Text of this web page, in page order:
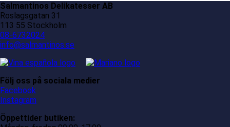
Salmantinos Delikatesser AB
Roslagsgatan 31
113 55 Stockholm
08-6732024
info@salmantinos.se
Följ oss på sociala medier
Facebook
Instagram
Öppettider butiken: